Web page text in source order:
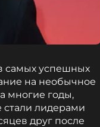
самых успешных
на необычное
многие годы,
лидерами
друг после